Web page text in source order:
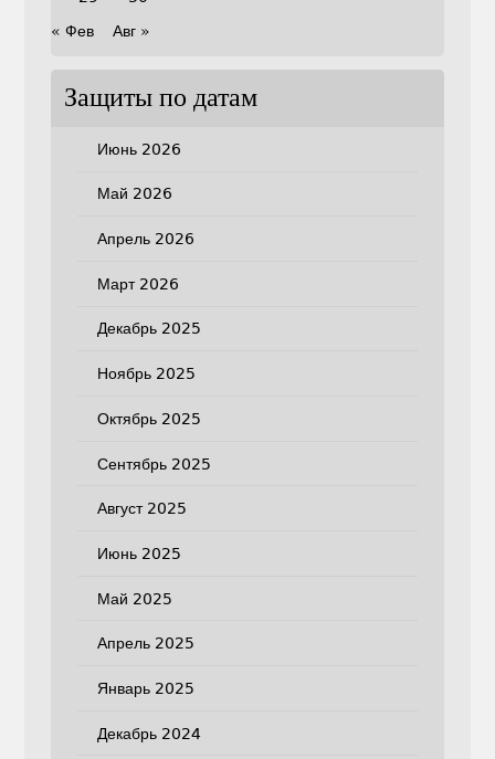
« Фев
Авг »
Защиты по датам
Июнь 2026
Май 2026
Апрель 2026
Март 2026
Декабрь 2025
Ноябрь 2025
Октябрь 2025
Сентябрь 2025
Август 2025
Июнь 2025
Май 2025
Апрель 2025
Январь 2025
Декабрь 2024